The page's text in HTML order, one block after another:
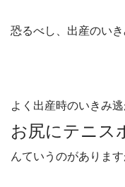
恐るべし、出産のいき
よく出産時のいきみ
お尻にテニス
んていうのがありま